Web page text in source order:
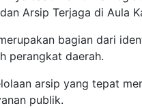
Arsip Terjaga di Aula
bagian dari
perangkat daerah.
arsip yang tepat
publik.